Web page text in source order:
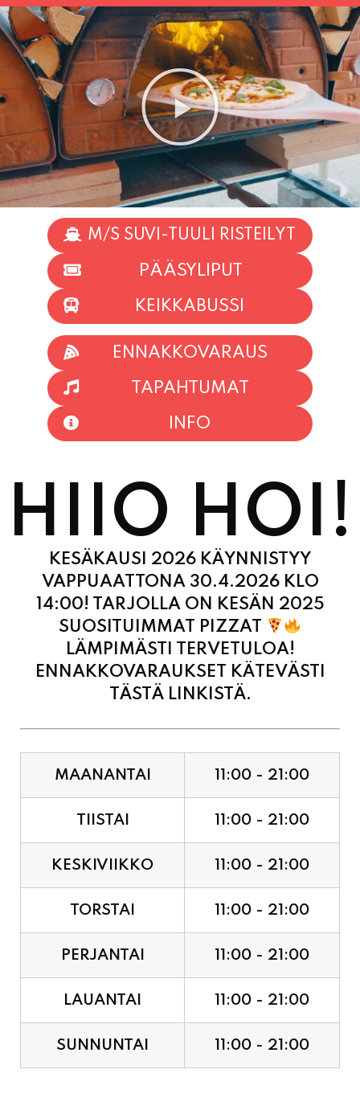
M/S SUVI-TUULI RISTEILYT
PÄÄSYLIPUT
KEIKKABUSSI
TAPAHTUMAT
INFO
HIIO HOI!
KESÄKAUSI 2026 KÄYNNISTYY
VAPPUAATTONA 30.4.2026 KLO
14:00! TARJOLLA ON KESÄN 2025
SUOSITUIMMAT PIZZAT
LÄMPIMÄSTI TERVETULOA!
ENNAKKOVARAUKSET KÄTEVÄSTI
TÄSTÄ LINKISTÄ.
TIISTAI 11:00 - 21:00
KESKIVIIKKO 11:00 - 21:00
TORSTAI 11:00 - 21:00
PERJANTAI 11:00 - 21:00
LAUANTAI 11:00 - 21:00
SUNNUNTAI 11:00 - 21:00